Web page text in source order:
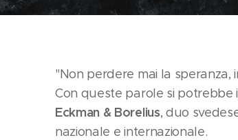
"Non perdere mai la
Con queste parole si potrebbe
Eckman & Borelius, duo
nazionale e internazionale.